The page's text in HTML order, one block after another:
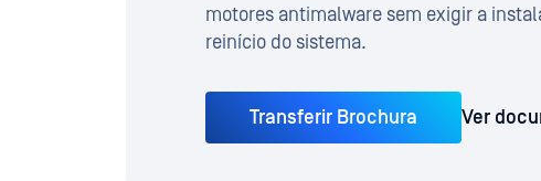
motores antimalware sem exigir a
reinício do sistema.
Transferir Brochura Ver